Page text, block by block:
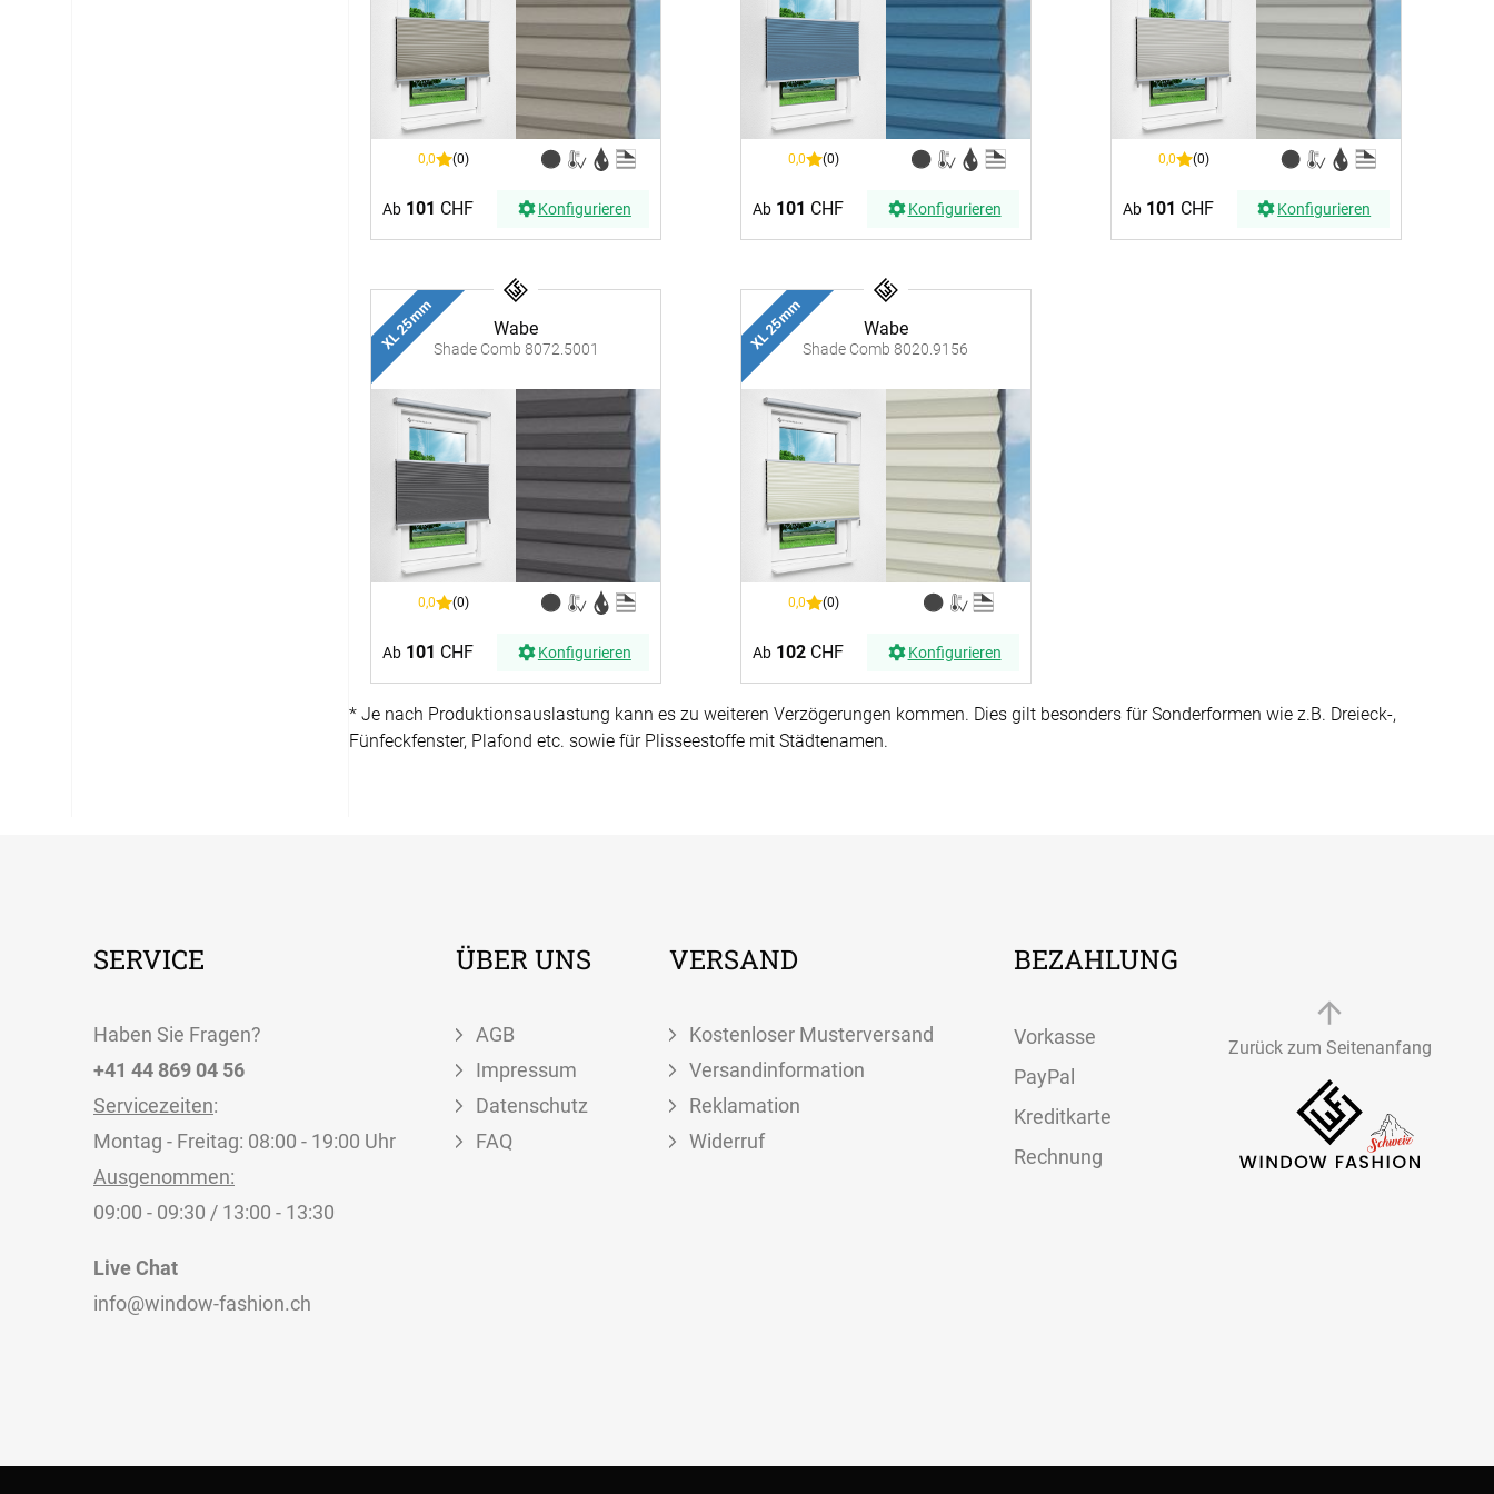
0,0 (0)
Ab 101 CHF Konfigurieren
0,0 (0)
Ab 101 CHF Konfigurieren
0,0 (0)
Ab 101 CHF Konfigurieren
Wabe
Shade Comb 8072.5001
XL 25 mm
0,0 (0)
Ab 101 CHF Konfigurieren
Wabe
Shade Comb 8020.9156
XL 25 mm
0,0 (0)
Ab 102CHF Konfigurieren
* Je nach Produktionsauslastung kann es zu weiteren Verzögerungen kommen. Dies gilt besonders für Sonderformen wie z.B. Dreieck-,
Fünfeckfenster, Plafond etc. sowie für Plisseestoffe mit Städtenamen.
SERVICE
Haben Sie Fragen?
+41 44 869 04 56
Servicezeiten:
Montag - Freitag: 08:00 - 19:00 Uhr
Ausgenommen:
09:00 - 09:30 / 13:00 - 13:30
Live Chat
info@window-fashion.ch
ÜBER UNS
AGB
Impressum
Datenschutz
FAQ
VERSAND
Kostenloser Musterversand
Versandinformation
Reklamation
Widerruf
BEZAHLUNG
Vorkasse
PayPal
Kreditkarte
Rechnung
Zurück zum Seitenanfang